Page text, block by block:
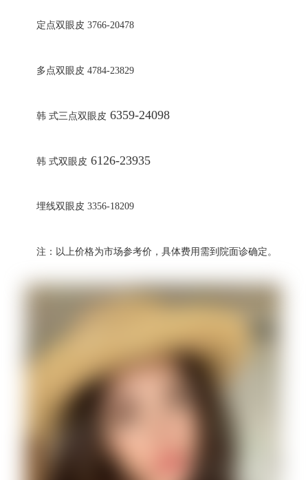
定点双眼皮 3766-20478
多点双眼皮 4784-23829
韩 式三点双眼皮 6359-24098
韩 式双眼皮 6126-23935
埋线双眼皮 3356-18209
注：以上价格为市场参考价，具体费用需到院面诊确定。